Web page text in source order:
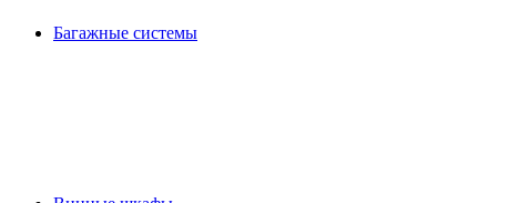
Багажные системы